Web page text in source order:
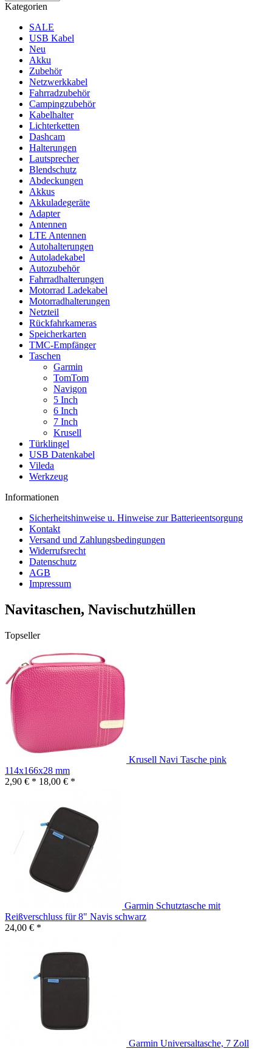
Kategorien
SALE
USB Kabel
Neu
Akku
Zubehör
Netzwerkkabel
Fahrradzubehör
Campingzubehör
Kabelhalter
Lichterketten
Dashcam
Halterungen
Lautsprecher
Blendschutz
Abdeckungen
Akkus
Akkuladegeräte
Adapter
Antennen
LTE Antennen
Autohalterungen
Autoladekabel
Autozubehör
Fahrradhalterungen
Motorrad Ladekabel
Motorradhalterungen
Netzteil
Rückfahrkameras
Speicherkarten
TMC-Empfänger
Taschen
Garmin
TomTom
Navigon
5 Inch
6 Inch
7 Inch
Krusell
Türklingel
USB Datenkabel
Vileda
Werkzeug
Informationen
Sicherheitshinweise u. Hinweise zur Batterieentsorgung
Kontakt
Versand und Zahlungsbedingungen
Widerrufsrecht
Datenschutz
AGB
Impressum
Navitaschen, Navischutzhüllen
Topseller
Krusell Navi Tasche pink
114x166x28 mm
2,90 € * 18,00 € *
Garmin Schutztasche mit
Reißverschluss für 8" Navis schwarz
24,00 € *
Garmin Universaltasche, 7 Zoll